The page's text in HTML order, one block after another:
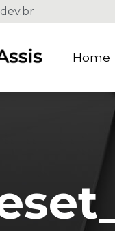
Home